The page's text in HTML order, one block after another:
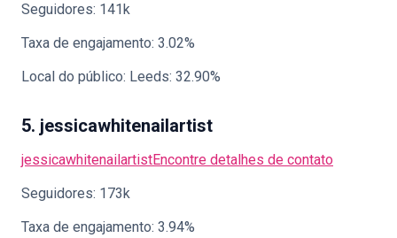
Seguidores: 141k
Taxa de engajamento: 3.02%
Local do público: Leeds: 32.90%
5. jessicawhitenailartist
jessicawhitenailartistEncontre detalhes de contato
Seguidores: 173k
Taxa de engajamento: 3.94%